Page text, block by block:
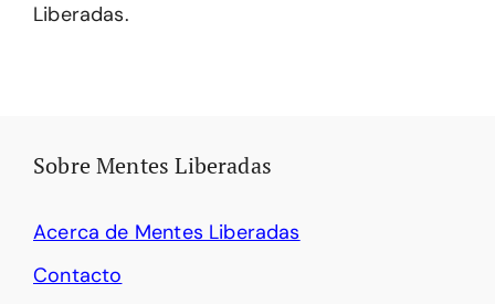
Liberadas.
Sobre Mentes Liberadas
Acerca de Mentes Liberadas
Contacto